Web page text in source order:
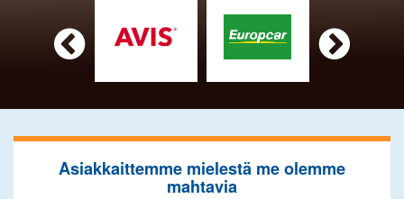
 
Asiakkaittemme mielestä me olemme
mahtavia